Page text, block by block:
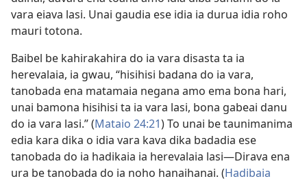
vara eiava lasi. Unai gaudia ese idia ia durua idia roho
mauri totona.
Baibel be kahirakahira do ia vara disasta ta ia
herevalaia, ia gwau, “hisihisi badana do ia vara,
tanobada ena matamaia negana amo ema bona hari,
unai bamona hisihisi ta ia vara lasi, bona gabeai danu
do ia vara lasi.” (Mataio 24:21) To unai be taunimanima
edia kara dika o idia vara kava dika badadia ese
tanobada do ia hadikaia ia herevalaia lasi​—Dirava ena
ura be tanobada do ia noho hanaihanai. (Hadibaia